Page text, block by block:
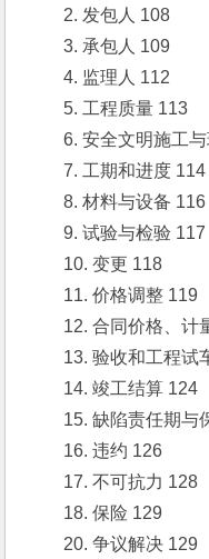
2. 发包人 108
3. 承包人 109
4. 监理人 112
5. 工程质量 113
6. 安全文明施工与
7. 工期和进度 114
8. 材料与设备 116
9. 试验与检验 117
10. 变更 118
11. 价格调整 119
12. 合同价格、计
13. 验收和工程试
14. 竣工结算 124
15. 缺陷责任期与
16. 违约 126
17. 不可抗力 128
18. 保险 129
20. 争议解决 129